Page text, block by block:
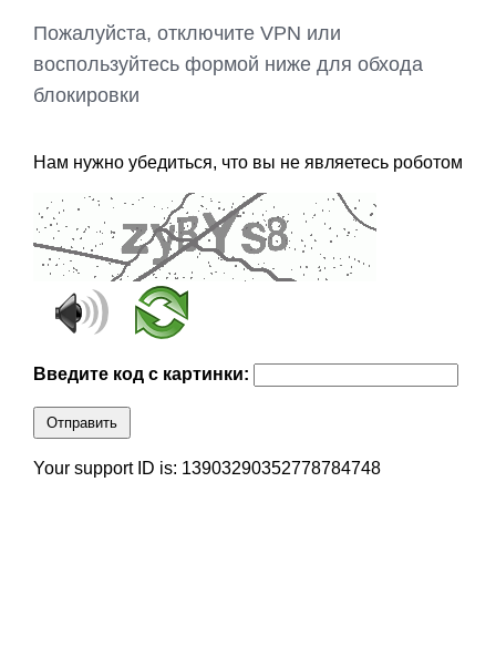
Пожалуйста, отключите VPN или
воспользуйтесь формой ниже для обхода
блокировки
Нам нужно убедиться, что вы не являетесь роботом
Введите код с картинки:
Отправить
Your support ID is: 13903290352778784748